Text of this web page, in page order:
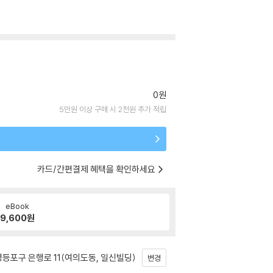
0원
5만원 이상 구매 시 2천원 추가 적립
카드/간편결제 혜택을 확인하세요
eBook
9,600원
포구 은행로 11(여의도동, 일신빌딩) 변경